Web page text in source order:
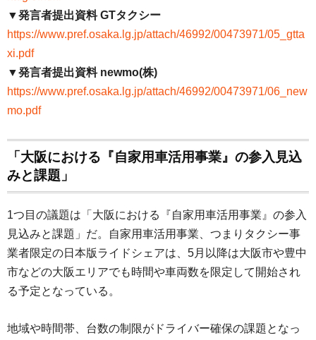
▼発言者提出資料 GTタクシー
https://www.pref.osaka.lg.jp/attach/46992/00473971/05_gtta
xi.pdf
▼発言者提出資料 newmo(株)
https://www.pref.osaka.lg.jp/attach/46992/00473971/06_new
mo.pdf
「大阪における『自家用車活用事業』の参入見込
みと課題」
1つ目の議題は「大阪における『自家用車活用事業』の参入
見込みと課題」だ。自家用車活用事業、つまりタクシー事
業者限定の日本版ライドシェアは、5月以降は大阪市や豊中
市などの大阪エリアでも時間や車両数を限定して開始され
る予定となっている。
地域や時間帯、台数の制限がドライバー確保の課題となっ